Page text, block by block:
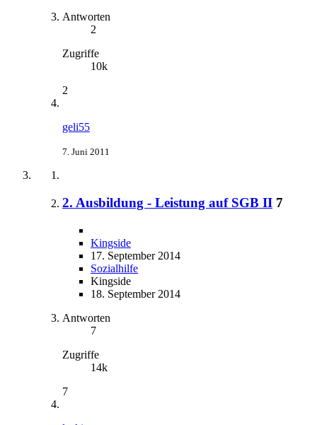
Antworten
2
Zugriffe
10k
2
geli55
7. Juni 2011
2. Ausbildung - Leistung auf SGB II 7
Kingside
17. September 2014
Sozialhilfe
Kingside
18. September 2014
Antworten
7
Zugriffe
14k
7